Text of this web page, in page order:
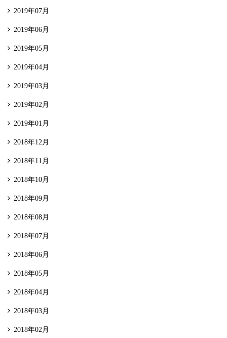
2019年07月
2019年06月
2019年05月
2019年04月
2019年03月
2019年02月
2019年01月
2018年12月
2018年11月
2018年10月
2018年09月
2018年08月
2018年07月
2018年06月
2018年05月
2018年04月
2018年03月
2018年02月